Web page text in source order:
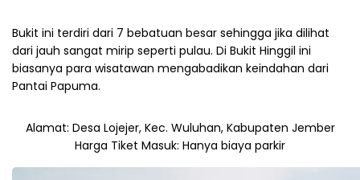
Bukit ini terdiri dari 7 bebatuan besar sehingga jika dilihat
dari jauh sangat mirip seperti pulau. Di Bukit Hinggil ini
biasanya para wisatawan mengabadikan keindahan dari
Pantai Papuma.
Alamat: Desa Lojejer, Kec. Wuluhan, Kabupaten Jember
Harga Tiket Masuk: Hanya biaya parkir